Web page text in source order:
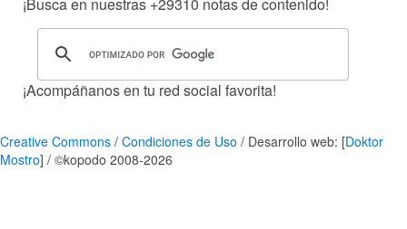
¡Acompáñanos en tu red social favorita!
Creative Commons / Condiciones de Uso / Desarrollo web: [Doktor
Mostro] / ©kopodo 2008-2026